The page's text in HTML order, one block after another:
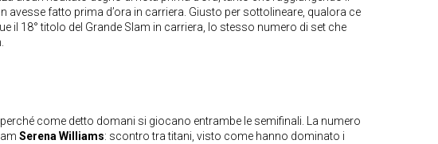
fatto prima d’ora in carriera. Giusto per sottolineare, qualora ce
il 18° titolo del Grande Slam in carriera, lo stesso numero di set che
come detto domani si giocano entrambe le semifinali. La numero
Serena Williams: scontro tra titani, visto come hanno dominato i